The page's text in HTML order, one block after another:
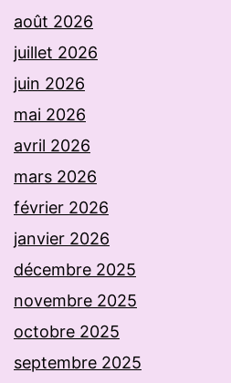
août 2026
juillet 2026
juin 2026
mai 2026
avril 2026
mars 2026
février 2026
janvier 2026
décembre 2025
novembre 2025
octobre 2025
septembre 2025